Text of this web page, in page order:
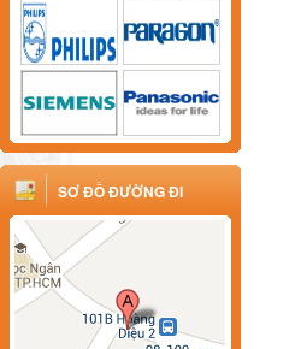
SƠ ĐỒ ĐƯỜNG ĐI